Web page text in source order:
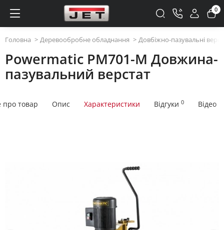
0
Головна Деревообробне обладнання Довбіжно-пазувальні
Powermatic PM701-M Довжина-
пазувальний верстат
про товар Опис Характеристики Відгуки 0 Відео